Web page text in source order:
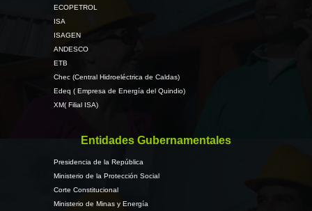
ECOPETROL
ISA
ISAGEN
ANDESCO
ETB
Chec (Central Hidroeléctrica de Caldas)
Edeq ( Empresa de Energía del Quindio)
XM( Filial ISA)
Entidades Gubernamentales
Presidencia de la República
Ministerio de la Protección Social
Corte Constitucional
Ministerio de Minas y Energía